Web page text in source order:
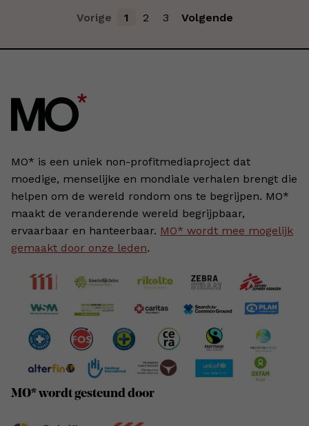
Vorige 1 2 3 Volgende
MO* is een uniek non-profitmediaproject dat
moedige, menselijke en mondiale verhalen brengt die
helpen om de wereld rondom ons te begrijpen. MO*
maakt de veranderende wereld begrijpbaar,
ervaarbaar en hanteerbaar. MO* wordt mee mogelijk
gemaakt door onze leden.
MO* wordt gesteund door